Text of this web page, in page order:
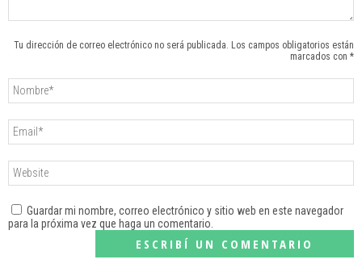
Tu dirección de correo electrónico no será publicada. Los campos obligatorios están
marcados con *
Guardar mi nombre, correo electrónico y sitio web en este navegador
para la próxima vez que haga un comentario.